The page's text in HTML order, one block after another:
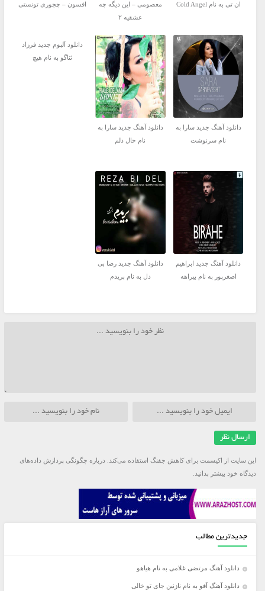
ان تی به نام Cold Angel
معصومی – این دیگه چه
عشقیه ۲
افسون – چجوری تونستی
دانلود آهنگ جدید سارا به
نام سرنوشت
دانلود آهنگ جدید سارا به
نام حال دلم
دانلود آلبوم جدید فرزاد
ثناگو به نام هیچ
دانلود آهنگ جدید ابراهیم
اصغرپور به نام بیراهه
دانلود آهنگ جدید رضا بی
دل به نام بریدم
این سایت از اکیسمت برای کاهش جفنگ استفاده می‌کند. درباره چگونگی پردازش داده‌های
دیدگاه خود بیشتر بدانید.
جدیدترین مطالب
دانلود آهنگ مرتضی غلامی به نام هیاهو
دانلود آهنگ آفو به نام نازنین جای تو خالی